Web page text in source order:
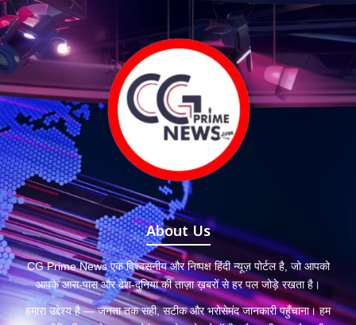
About Us
CG Prime News एक विश्वसनीय और निष्पक्ष हिंदी न्यूज़ पोर्टल है, जो आपको
आपके आस-पास और देश-दुनिया की ताज़ा ख़बरों से हर पल जोड़े रखता है।
हमारा उद्देश्य है — जनता तक सही, सटीक और भरोसेमंद जानकारी पहुँचाना। हम